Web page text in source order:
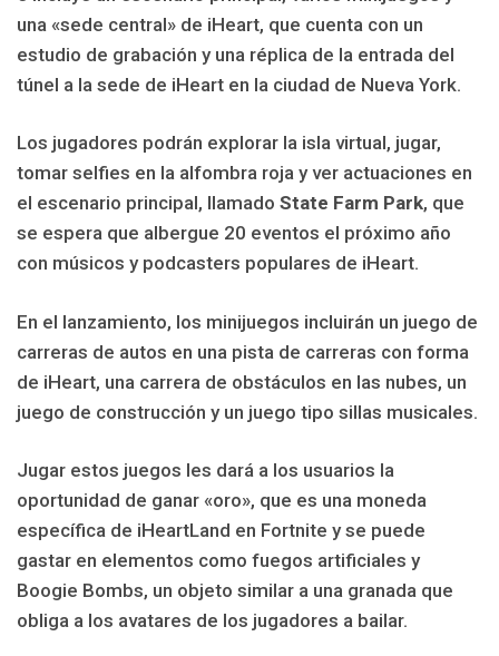
una «sede central» de iHeart, que cuenta con un
estudio de grabación y una réplica de la entrada del
túnel a la sede de iHeart en la ciudad de Nueva York.
Los jugadores podrán explorar la isla virtual, jugar,
tomar selfies en la alfombra roja y ver actuaciones en
el escenario principal, llamado State Farm Park, que
se espera que albergue 20 eventos el próximo año
con músicos y podcasters populares de iHeart.
En el lanzamiento, los minijuegos incluirán un juego de
carreras de autos en una pista de carreras con forma
de iHeart, una carrera de obstáculos en las nubes, un
juego de construcción y un juego tipo sillas musicales.
Jugar estos juegos les dará a los usuarios la
oportunidad de ganar «oro», que es una moneda
específica de iHeartLand en Fortnite y se puede
gastar en elementos como fuegos artificiales y
Boogie Bombs, un objeto similar a una granada que
obliga a los avatares de los jugadores a bailar.